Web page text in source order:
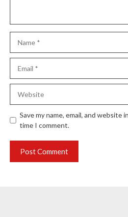
Save my name, email, and
time I comment.